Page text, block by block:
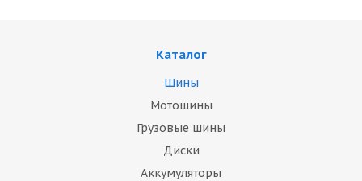
Каталог
Шины
Мотошины
Грузовые шины
Диски
Аккумуляторы